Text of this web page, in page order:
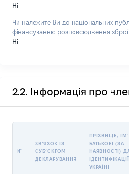
Ні
Чи належите Ви до національних
фінансуванню розповсюдження
Ні
2.2. Інформація про
№
ЗВʼЯЗОК ІЗ
СУБʼЄКТОМ
ДЕКЛАРУВАННЯ
ПРІЗВИЩЕ,
БАТЬКОВІ (ЗА
НАЯВНОСТІ)
УКРАЇНІ